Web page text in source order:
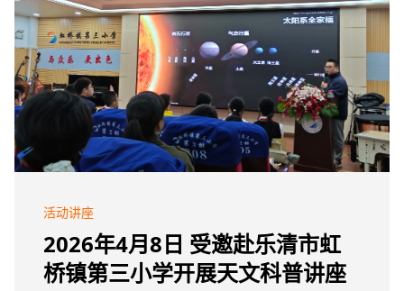
活动讲座
2026年4月8日 受邀赴乐清市虹
桥镇第三小学开展天文科普讲座